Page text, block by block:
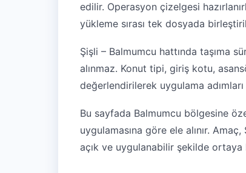
edilir. Operasyon çizelgesi
yükleme sırası tek dosyada
Şişli – Balmumcu hattında taşıma
alınmaz. Konut tipi, giriş kotu,
değerlendirilerek uygulama
Bu sayfada Balmumcu bölgesine
uygulamasına göre ele alınır.
açık ve uygulanabilir şekilde ortaya